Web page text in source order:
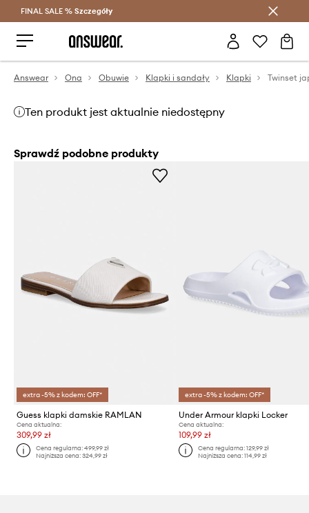
Oszczędzaj z Answear Club >
FINAL SALE % Szczegóły
Answear Ona Obuwie Klapki i sandały Klapki Twinset
Ten produkt jest aktualnie niedostępny
Sprawdź podobne produkty
extra -5% z kodem: OFF*
Guess klapki damskie RAMLAN
Cena aktualna:
309,99 zł
Cena regularna:499,99 zł
Najniższa cena:324,99 zł
extra -5% z kodem: OFF*
Under Armour klapki Locker
Cena aktualna:
109,99 zł
Cena regularna: 129,99 zł
Najniższa cena: 114,99 zł